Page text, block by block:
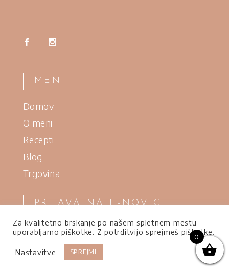
MENI
Domov
O meni
Recepti
Blog
Trgovina
PRIJAVA NA E-NOVICE
Za kvalitetno brskanje po našem spletnem mestu
uporabljamo piškotke. Z potrditvijo sprejmeš piškotke.
Nastavitve SPREJMI
0